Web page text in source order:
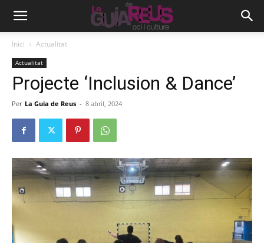
Inici Actualitat
Actualitat
Projecte ‘Inclusion & Dance’
Per La Guia de Reus - 8 abril, 2024